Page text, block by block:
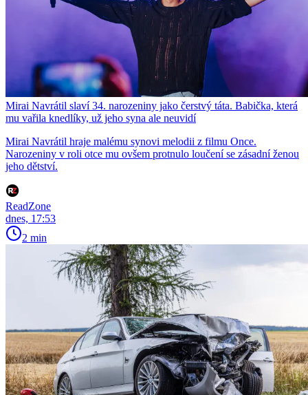
Mirai Navrátil slaví 34. narozeniny jako čerstvý táta. Babička, která
mu vařila knedlíky, už jeho syna ale neuvidí
Mirai Navrátil hraje malému synovi melodii z filmu Once.
Narozeniny v roli otce mu ovšem protnulo loučení se zásadní ženou
jeho dětství.
ReadZone
dnes, 17:53
2 min